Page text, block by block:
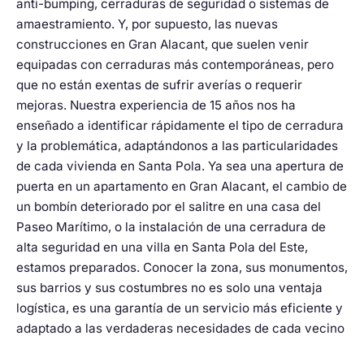
anti-bumping, cerraduras de seguridad o sistemas de
amaestramiento. Y, por supuesto, las nuevas
construcciones en Gran Alacant, que suelen venir
equipadas con cerraduras más contemporáneas, pero
que no están exentas de sufrir averías o requerir
mejoras. Nuestra experiencia de 15 años nos ha
enseñado a identificar rápidamente el tipo de cerradura
y la problemática, adaptándonos a las particularidades
de cada vivienda en Santa Pola. Ya sea una apertura de
puerta en un apartamento en Gran Alacant, el cambio de
un bombín deteriorado por el salitre en una casa del
Paseo Marítimo, o la instalación de una cerradura de
alta seguridad en una villa en Santa Pola del Este,
estamos preparados. Conocer la zona, sus monumentos,
sus barrios y sus costumbres no es solo una ventaja
logística, es una garantía de un servicio más eficiente y
adaptado a las verdaderas necesidades de cada vecino